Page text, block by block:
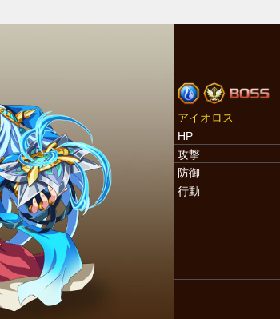
アイオロス
HP
攻撃
防御
行動